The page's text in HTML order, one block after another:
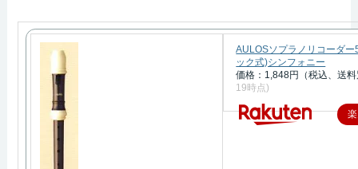
AULOSソプラノリコーダ
ック式)シンフォニー
価格：1,848円（税込、送
19時点)